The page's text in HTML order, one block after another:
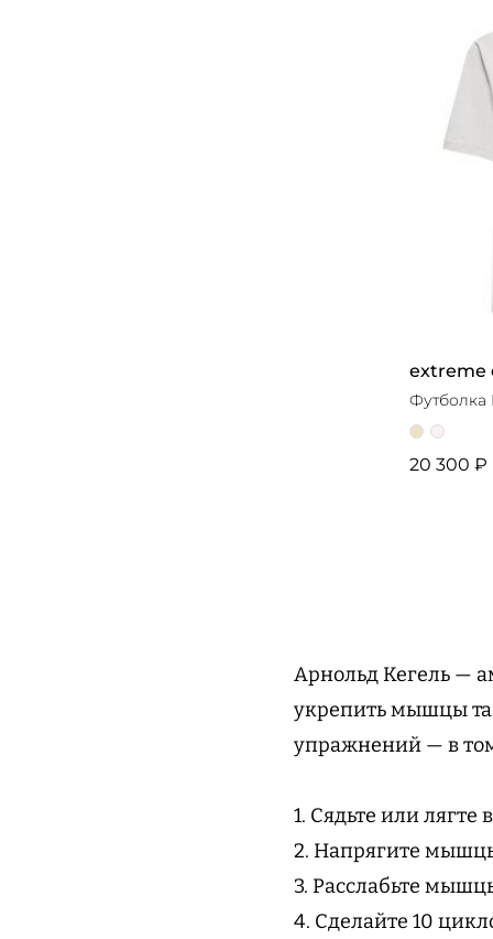
extreme
Футболка
20 300 ₽
Арнольд Кегель —
укрепить мышцы
упражнений — в
1. Сядьте или лягте
2. Напрягите
3. Расслабьте
4. Сделайте 10